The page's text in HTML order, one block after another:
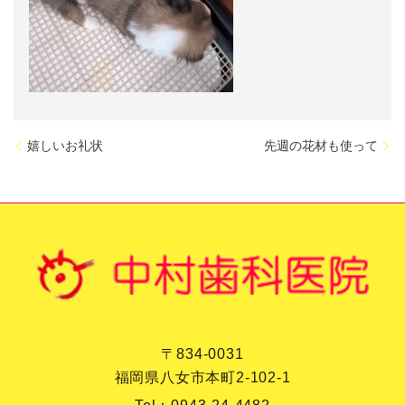
嬉しいお礼状 先週の花材も使って
〒834-0031
福岡県八女市本町2-102-1